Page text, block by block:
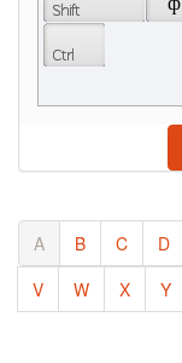
A B C D
V
W X Y